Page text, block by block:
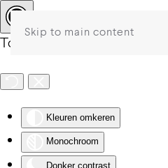
Toegankelijkheid
Kleuren omkeren
Monochroom
Donker contrast
Skip to main content